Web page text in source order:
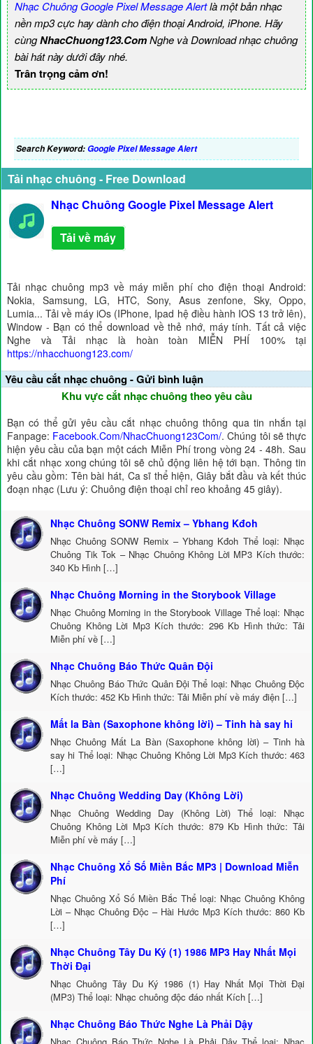
Nhạc Chuông Google Pixel Message Alertlà một bản nhạc
nền mp3 cực hay dành cho điện thoại Android, iPhone. Hãy
cùngNhacChuong123.ComNghe và Download nhạc chuông
bài hát này dưới đây nhé.
Trân trọng cảm ơn!
Search Keyword:Google Pixel Message Alert
Tải nhạc chuông - Free Download
Nhạc Chuông Google Pixel Message Alert
Tải về máy
Tải nhạc chuông mp3 về máy miễn phí cho điện thoại Android:
Nokia, Samsung, LG, HTC, Sony, Asus zenfone, Sky, Oppo,
Lumia... Tải về máy iOs (IPhone, Ipad hệ điều hành IOS 13 trở lên),
Window - Bạn có thể download về thẻ nhớ, máy tính. Tất cả việc
Nghe và Tải nhạc là hoàn toàn MIỄN PHÍ 100% tại
https://nhacchuong123.com/
Yêu cầu cắt nhạc chuông - Gửi bình luận
Khu vực cắt nhạc chuông theo yêu cầu
Bạn có thể gửi yêu cầu cắt nhạc chuông thông qua tin nhắn tại
Fanpage: Facebook.Com/NhacChuong123Com/. Chúng tôi sẽ thực
hiện yêu cầu của bạn một cách Miễn Phí trong vòng 24 - 48h. Sau
khi cắt nhạc xong chúng tôi sẽ chủ động liên hệ tới bạn. Thông tin
yêu cầu gồm: Tên bài hát, Ca sĩ thể hiện, Giây bắt đầu và kết thúc
đoạn nhạc (Lưu ý: Chuông điện thoại chỉ reo khoảng 45 giây).
Nhạc Chuông SONW Remix – Ybhang Kđoh
Nhạc Chuông SONW Remix – Ybhang Kđoh Thể loại: Nhạc
Chuông Tik Tok – Nhạc Chuông Không Lời MP3 Kích thước:
340 Kb Hình […]
Nhạc Chuông Morning in the Storybook Village
Nhạc Chuông Morning in the Storybook Village Thể loại: Nhạc
Chuông Không Lời Mp3 Kích thước: 296 Kb Hình thức: Tải
Miễn phí về […]
Nhạc Chuông Báo Thức Quân Đội
Nhạc Chuông Báo Thức Quân Đội Thể loại: Nhạc Chuông Độc
Kích thước: 452 Kb Hình thức: Tải Miễn phí về máy điện […]
Mất la Bàn (Saxophone không lời) – Tinh hà say hi
Nhạc Chuông Mất La Bàn (Saxophone không lời) – Tinh hà
say hi Thể loại: Nhạc Chuông Không Lời Mp3 Kích thước: 463
[…]
Nhạc Chuông Wedding Day (Không Lời)
Nhạc Chuông Wedding Day (Không Lời) Thể loại: Nhạc
Chuông Không Lời Mp3 Kích thước: 879 Kb Hình thức: Tải
Miễn phí về máy […]
Nhạc Chuông Xổ Số Miền Bắc MP3 | Download Miễn
Phí
Nhạc Chuông Xổ Số Miền Bắc Thể loại: Nhạc Chuông Không
Lời – Nhạc Chuông Độc – Hài Hước Mp3 Kích thước: 860 Kb
[…]
Nhạc Chuông Tây Du Ký (1) 1986 MP3 Hay Nhất Mọi
Thời Đại
Nhạc Chuông Tây Du Ký 1986 (1) Hay Nhất Mọi Thời Đại
(MP3) Thể loại: Nhạc chuông độc đáo nhất Kích […]
Nhạc Chuông Báo Thức Nghe Là Phải Dậy